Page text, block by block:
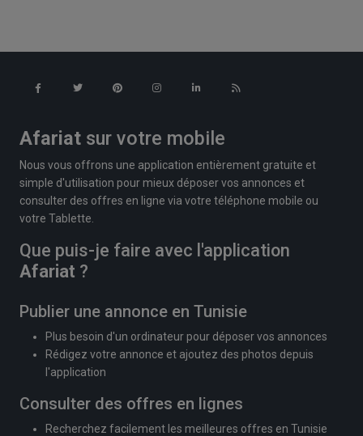
Afariat sur votre mobile
Nous vous offrons une application entièrement gratuite et
simple d'utilisation pour mieux déposer vos annonces et
consulter des offres en ligne via votre téléphone mobile ou
votre Tablette.
Que puis-je faire avec l'application
Afariat ?
Publier une annonce en Tunisie
Plus besoin d'un ordinateur pour déposer vos annonces
Rédigez votre annonce et ajoutez des photos depuis
l'application
Consulter des offres en lignes
Recherchez facilement les meilleures offres en Tunisie